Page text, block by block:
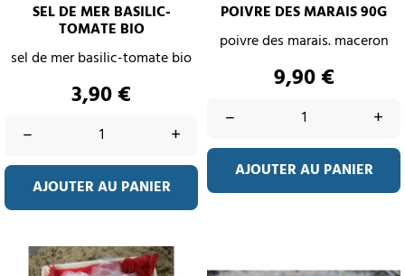
SEL DE MER BASILIC-
TOMATE BIO
sel de mer basilic-tomate bio
Prix
3,90 €
– +
AJOUTER AU PANIER
POIVRE DES MARAIS 90G
poivre des marais. maceron
Prix
9,90 €
– +
AJOUTER AU PANIER